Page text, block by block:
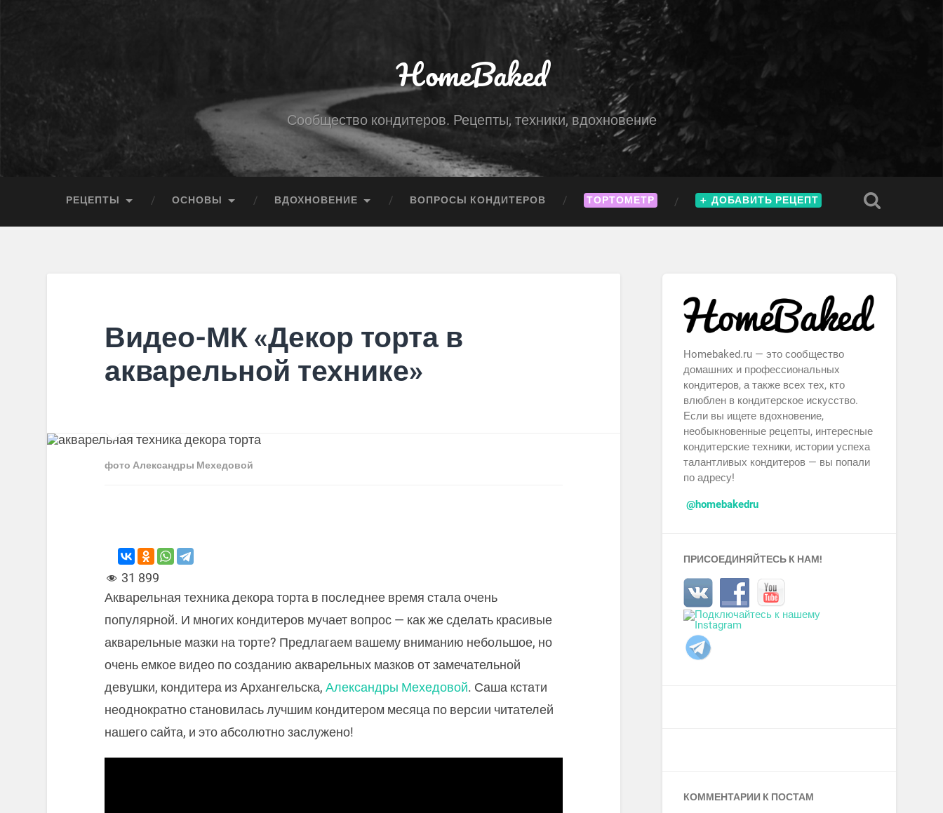
HomeBaked
Сообщество кондитеров. Рецепты, техники, вдохновение
РЕЦЕПТЫ ОСНОВЫ ВДОХНОВЕНИЕ ВОПРОСЫ КОНДИТЕРОВ ТОРТОМЕТР ＋ ДОБАВИТЬ РЕЦЕПТ
Видео-МК «Декор торта в
акварельной технике»
фото Александры Мехедовой
31 899
Акварельная техника декора торта в последнее время стала очень
популярной. И многих кондитеров мучает вопрос — как же сделать красивые
акварельные мазки на торте? Предлагаем вашему вниманию небольшое, но
очень емкое видео по созданию акварельных мазков от замечательной
девушки, кондитера из Архангельска, Александры Мехедовой. Саша кстати
неоднократно становилась лучшим кондитером месяца по версии читателей
нашего сайта, и это абсолютно заслужено!
Homebaked.ru — это сообщество
домашних и профессиональных
кондитеров, а также всех тех, кто
влюблен в кондитерское искусство.
Если вы ищете вдохновение,
необыкновенные рецепты, интересные
кондитерские техники, истории успеха
талантливых кондитеров — вы попали
по адресу!
@homebakedru
ПРИСОЕДИНЯЙТЕСЬ К НАМ!
КОММЕНТАРИИ К ПОСТАМ